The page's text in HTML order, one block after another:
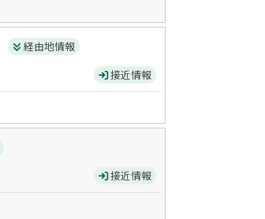
経由地情報
接近情報
接近情報